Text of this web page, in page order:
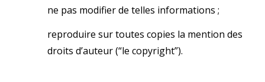
ne pas modifier de telles informations ;
reproduire sur toutes copies la mention des
droits d’auteur (“le copyright”).